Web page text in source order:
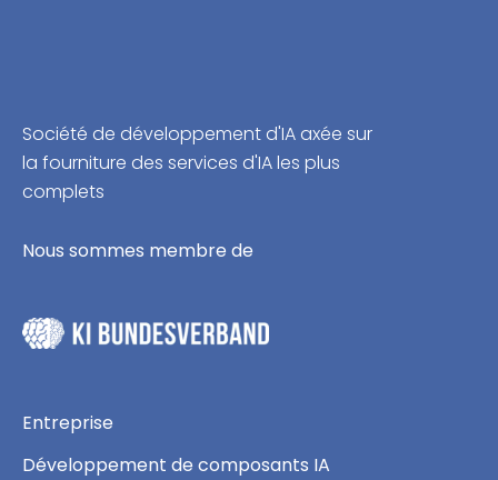
Société de développement d'IA axée sur
la fourniture des services d'IA les plus
complets
Nous sommes membre de
Entreprise
Développement de composants IA